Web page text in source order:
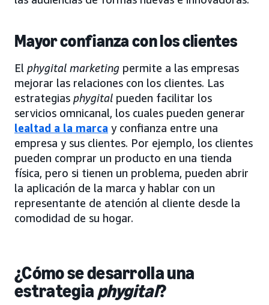
Mayor confianza con los clientes
El phygital marketing permite a las empresas
mejorar las relaciones con los clientes. Las
estrategias phygital pueden facilitar los
servicios omnicanal, los cuales pueden generar
lealtad a la marca y confianza entre una
empresa y sus clientes. Por ejemplo, los clientes
pueden comprar un producto en una tienda
física, pero si tienen un problema, pueden abrir
la aplicación de la marca y hablar con un
representante de atención al cliente desde la
comodidad de su hogar.
¿Cómo se desarrolla una
estrategiaphygital?